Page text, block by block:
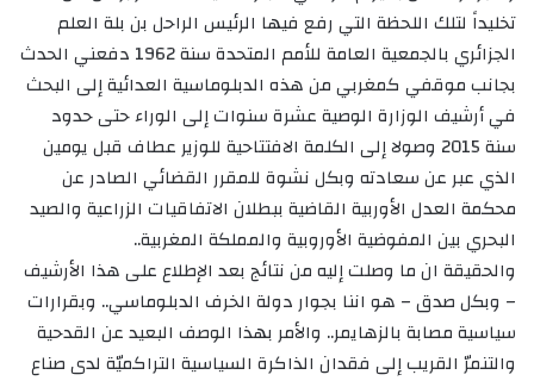
تخليداً لتلك اللحظة التي رفع فيها الرئيس الراحل بن بلة العلم
الجزائري بالجمعية العامة للأمم المتحدة سنة 1962 دفعني الحدث
بجانب موقفي كمغربي من هذه الدبلوماسية العدائية إلى البحث
في أرشيف الوزارة الوصية عشرة سنوات إلى الوراء حتى حدود
سنة 2015 وصولا إلى الكلمة الافتتاحية للوزير عطاف قبل يومين
الذي عبر عن سعادته وبكل نشوة للمقرر القضائي الصادر عن
محكمة العدل الأوربية القاضية ببطلان الاتفاقيات الزراعية والصيد
البحري بين المفوضية الأوروبية والمملكة المغربية..
والحقيقة ان ما وصلت إليه من نتائج بعد الإطلاع على هذا الأرشيف
– وبكل صدق – هو اننا بجوار دولة الخرف الدبلوماسي.. وبقرارات
سياسية مصابة بالزهايمر.. والأمر بهذا الوصف البعيد عن القدحية
والتنمرّ القريب إلى فقدان الذاكرة السياسية التراكميّة لدى صناع